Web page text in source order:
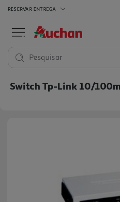
RESERVAR ENTREGA
Pesquisar
Switch Tp-Link 10/